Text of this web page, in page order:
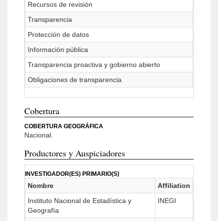
Recursos de revisión
Transparencia
Protección de datos
Información pública
Transparencia proactiva y gobierno abierto
Obligaciones de transparencia
Cobertura
COBERTURA GEOGRÁFICA
Nacional.
Productores y Auspiciadores
INVESTIGADOR(ES) PRIMARIO(S)
Nombre
Affiliation
Instituto Nacional de Estadística y
Geografía
INEGI